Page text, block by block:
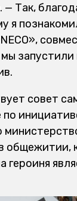
Так,
я
запустили
совет
по
общежитии,
героиня